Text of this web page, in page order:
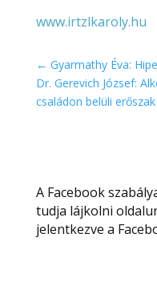
www.irtzlkaroly.hu
← Gyarmathy Éva:
Dr. Gerevich József:
családon belüli erőszak
A Facebook
tudja lájkolni
jelentkezve a